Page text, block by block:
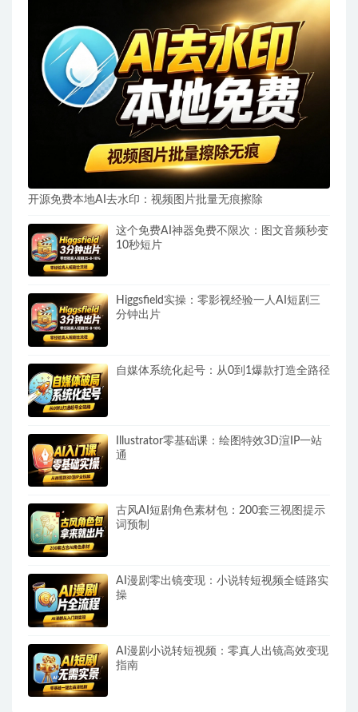
开源免费本地AI去水印：视频图片批量无痕擦除
这个免费AI神器免费不限次：图文音频秒变
10秒短片
Higgsfield实操：零影视经验一人AI短剧三
分钟出片
自媒体系统化起号：从0到1爆款打造全路径
Illustrator零基础课：绘图特效3D渲IP一站
通
古风AI短剧角色素材包：200套三视图提示
词预制
AI漫剧零出镜变现：小说转短视频全链路实
操
AI漫剧小说转短视频：零真人出镜高效变现
指南